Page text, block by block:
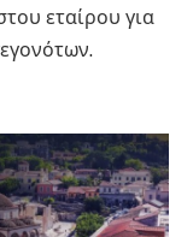
εταίρου για